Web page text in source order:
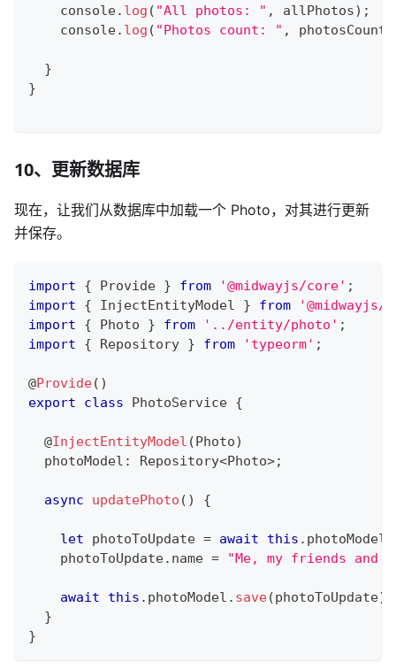
console. log ( "All photos: " , allPhotos) ;
console. log ( "Photos count: " , photosCount
}
}
10、更新数据库
现在，让我们从数据库中加载一个 Photo，对其进行更新
并保存。
import { Provide } from '@midwayjs/core' ;
import
{ InjectEntityModel } from
'@midwayjs/
import
{ Photo } from '../entity/photo' ;
import
{ Repository } from 'typeorm' ;
@Provide( )
export
class PhotoService {
@InjectEntityModel (Photo)
  photoModel
: Repository<Photo>;
async updatePhoto ( ) {
let photoToUpdate = await this . photoModel
    photoToUpdate
. name = "Me, my friends and
await this . photoModel . save(photoToUpdate)
}
}